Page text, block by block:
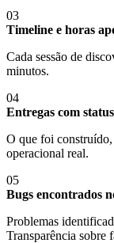
03
Timeline e horas
Cada sessão de
minutos.
04
Entregas com status
O que foi
operacional real.
05
Bugs encontrados
Problemas
Transparência sobre